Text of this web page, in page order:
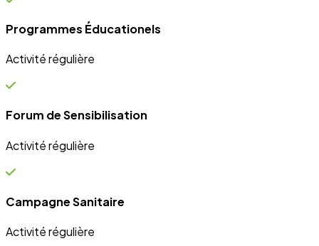
Ateliers communautaires
Activité régulière